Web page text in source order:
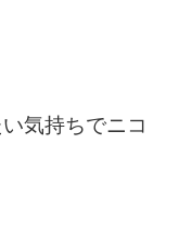
気持ちでニコ